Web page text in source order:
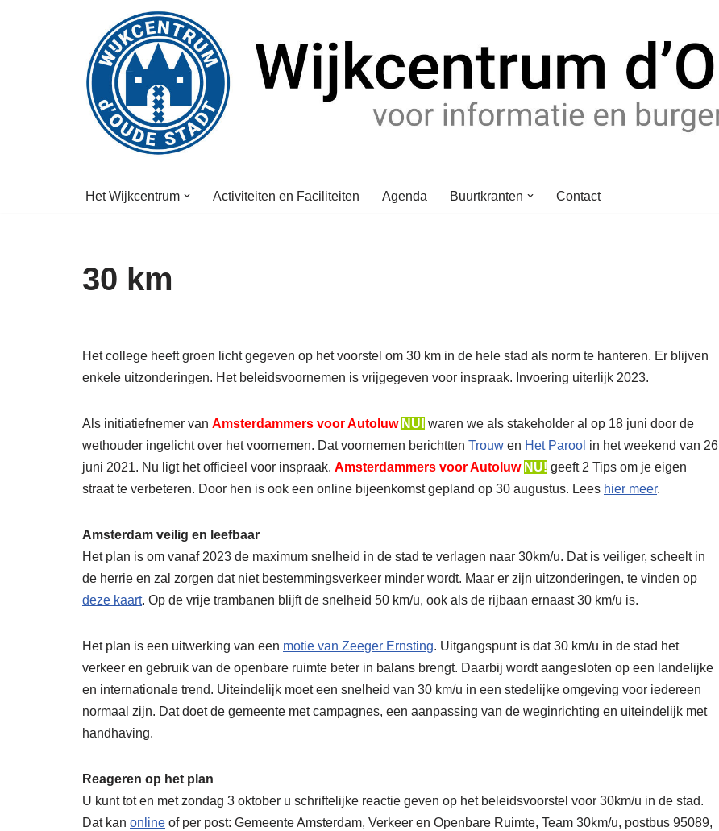
Het Wijkcentrum Activiteiten en Faciliteiten Agenda Buurtkranten Contact
30 km
Het college heeft groen licht gegeven op het voorstel om 30 km in de hele stad als norm te hanteren. Er blijven
enkele uitzonderingen. Het beleidsvoornemen is vrijgegeven voor inspraak. Invoering uiterlijk 2023.
Als initiatiefnemer van Amsterdammers voor Autoluw NU! waren we als stakeholder al op 18 juni door de
wethouder ingelicht over het voornemen. Dat voornemen berichtten Trouw en Het Parool in het weekend van 26
juni 2021. Nu ligt het officieel voor inspraak. Amsterdammers voor Autoluw NU! geeft 2 Tips om je eigen
straat te verbeteren. Door hen is ook een online bijeenkomst gepland op 30 augustus. Lees hier meer.
Amsterdam veilig en leefbaar
Het plan is om vanaf 2023 de maximum snelheid in de stad te verlagen naar 30km/u. Dat is veiliger, scheelt in
de herrie en zal zorgen dat niet bestemmingsverkeer minder wordt. Maar er zijn uitzonderingen, te vinden op
deze kaart. Op de vrije trambanen blijft de snelheid 50 km/u, ook als de rijbaan ernaast 30 km/u is.
Het plan is een uitwerking van een motie van Zeeger Ernsting. Uitgangspunt is dat 30 km/u in de stad het
verkeer en gebruik van de openbare ruimte beter in balans brengt. Daarbij wordt aangesloten op een landelijke
en internationale trend. Uiteindelijk moet een snelheid van 30 km/u in een stedelijke omgeving voor iedereen
normaal zijn. Dat doet de gemeente met campagnes, een aanpassing van de weginrichting en uiteindelijk met
handhaving.
Reageren op het plan
U kunt tot en met zondag 3 oktober u schriftelijke reactie geven op het beleidsvoorstel voor 30km/u in de stad.
Dat kan online of per post: Gemeente Amsterdam, Verkeer en Openbare Ruimte, Team 30km/u, postbus 95089,